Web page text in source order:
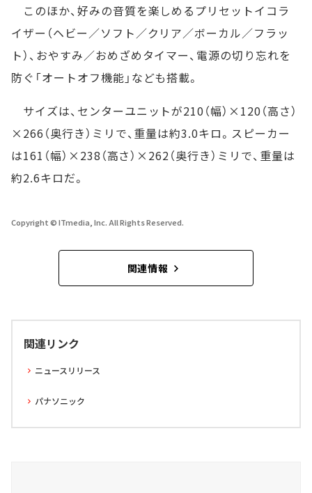
このほか、好みの音質を楽しめるプリセットイコラ
イザー（ヘビー／ソフト／クリア／ボーカル／フラッ
ト）、おやすみ／おめざめタイマー、電源の切り忘れを
防ぐ「オートオフ機能」なども搭載。
サイズは、センターユニットが210（幅）×120（高さ）
×266（奥行き）ミリで、重量は約3.0キロ。スピーカー
は161（幅）×238（高さ）×262（奥行き）ミリで、重量は
約2.6キロだ。
Copyright © ITmedia, Inc. All Rights Reserved.
関連情報
関連リンク
ニュースリリース
パナソニック